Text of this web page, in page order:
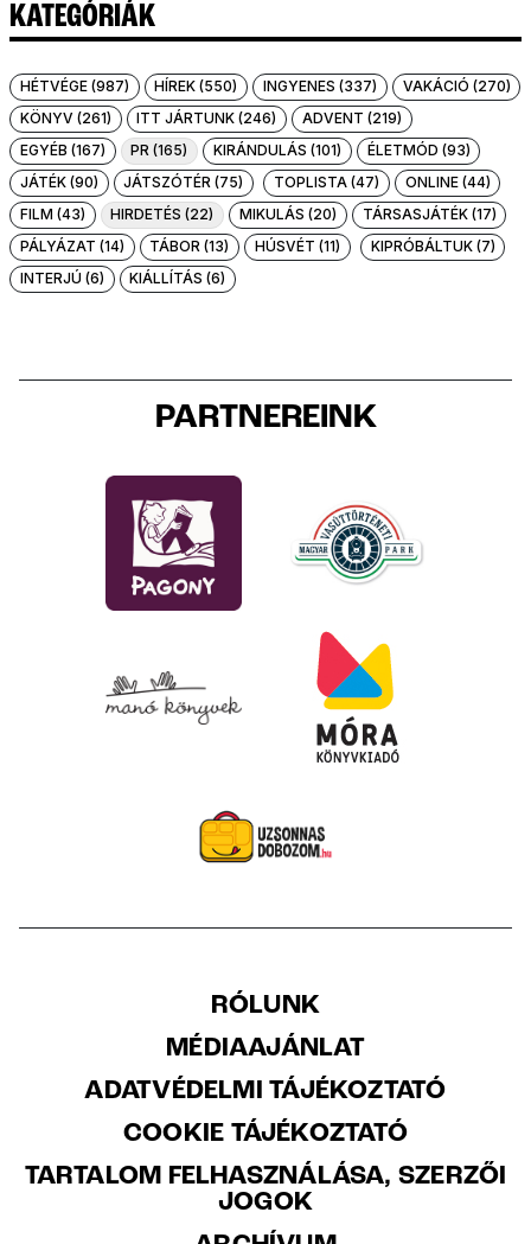
KATEGÓRIÁK
HÉTVÉGE (987) HÍREK (550) INGYENES (337)
VAKÁCIÓ (270)
KÖNYV (261)
ITT JÁRTUNK (246)
ADVENT (219)
EGYÉB (167)
PR (165) KIRÁNDULÁS (101)
ÉLETMÓD (93)
JÁTÉK (90)
JÁTSZÓTÉR (75) TOPLISTA (47)
ONLINE (44)
FILM (43)
HIRDETÉS (22) MIKULÁS (20)
TÁRSASJÁTÉK (17)
PÁLYÁZAT (14)
TÁBOR (13) HÚSVÉT (11)
KIPRÓBÁLTUK (7)
INTERJÚ (6)
KIÁLLÍTÁS (6)
PARTNEREINK
RÓLUNK
MÉDIAAJÁNLAT
ADATVÉDELMI TÁJÉKOZTATÓ
COOKIE TÁJÉKOZTATÓ
TARTALOM FELHASZNÁLÁSA, SZERZŐI
JOGOK